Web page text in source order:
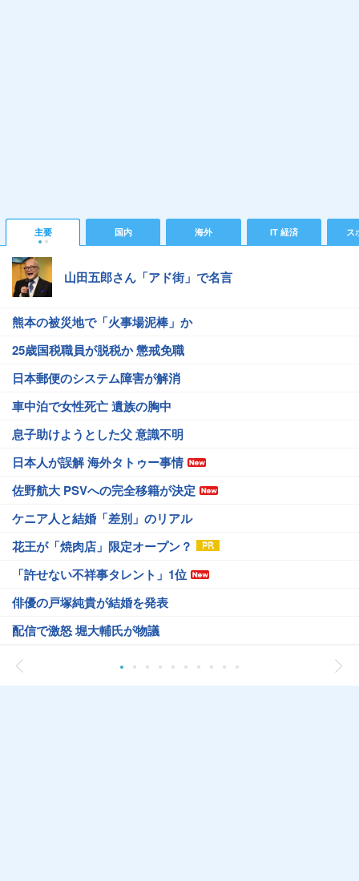
主要 国内 海外 IT 経済 ス
山田五郎さん「アド街」で名言
熊本の被災地で「火事場泥棒」か
25歳国税職員が脱税か 懲戒免職
日本郵便のシステム障害が解消
車中泊で女性死亡 遺族の胸中
息子助けようとした父 意識不明
日本人が誤解 海外タトゥー事情
佐野航大 PSVへの完全移籍が決定
ケニア人と結婚「差別」のリアル
花王が「焼肉店」限定オープン？
「許せない不祥事タレント」1位
俳優の戸塚純貴が結婚を発表
配信で激怒 堀大輔氏が物議